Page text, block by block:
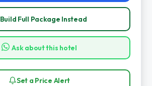
Build Full Package Instead
Ask about this hotel
Set a Price Alert